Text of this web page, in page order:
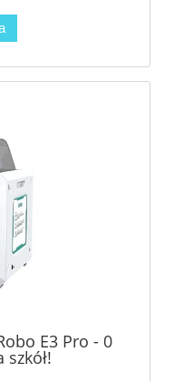
E3 Pro - 0
szkół!